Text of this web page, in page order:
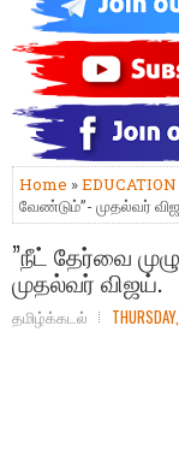
Home »
வேண்டும்”- முதல்வர்
”நீட் தேர்வை
முதல்வர் விஜய்.
தமிழ்க்கடல்